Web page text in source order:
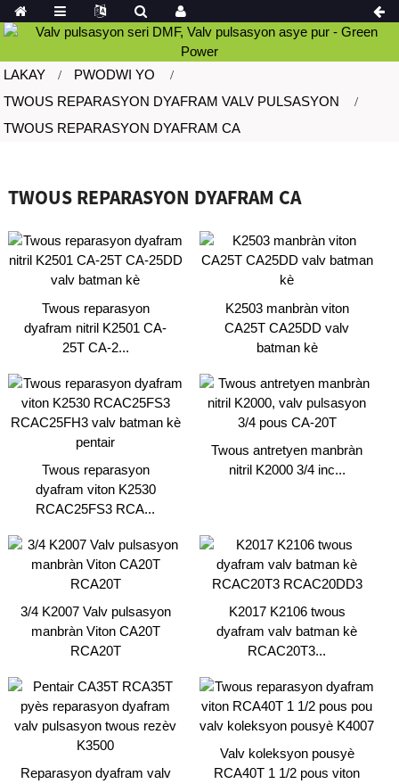
LAKAY
PWODWI YO
TWOUS REPARASYON DYAFRAM VALV PULSASYON
TWOUS REPARASYON DYAFRAM CA
TWOUS REPARASYON DYAFRAM CA
Twous reparasyon
dyafram nitril K2501 CA-
25T CA-2...
K2503 manbràn viton
CA25T CA25DD valv
batman kè
Twous reparasyon
dyafram viton K2530
RCAC25FS3 RCA...
Twous antretyen manbràn
nitril K2000 3/4 inc...
3/4 K2007 Valv pulsasyon
manbràn Viton CA20T
RCA20T
K2017 K2106 twous
dyafram valv batman kè
RCAC20T3...
Reparasyon dyafram valv
Valv koleksyon pousyè
RCA40T 1 1/2 pous viton